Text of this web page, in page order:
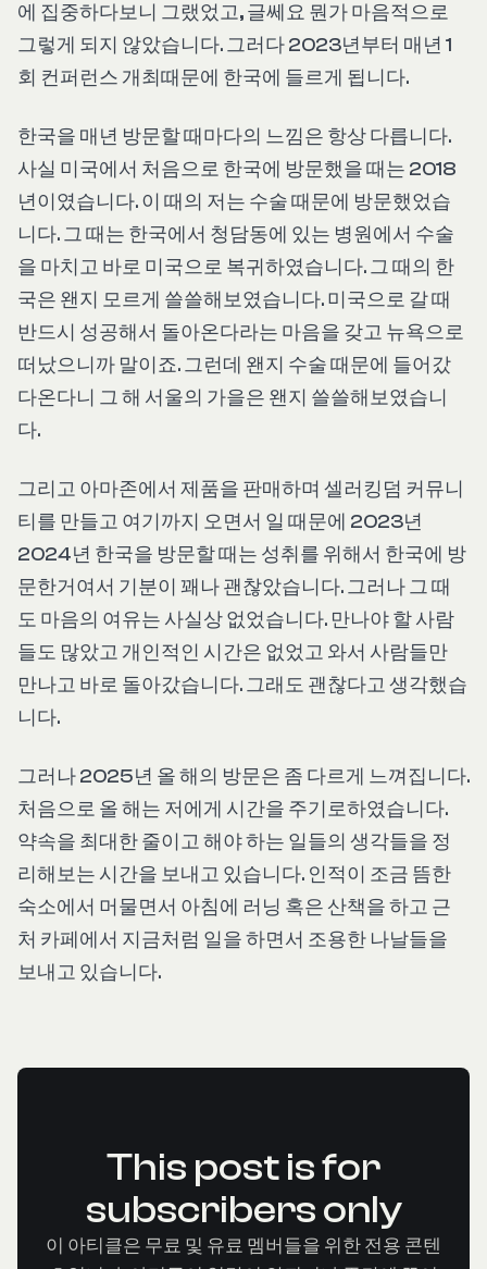
에 집중하다보니 그랬었고, 글쎄요 뭔가 마음적으로
그렇게 되지 않았습니다. 그러다 2023년부터 매년 1
회 컨퍼런스 개최때문에 한국에 들르게 됩니다.
한국을 매년 방문할 때마다의 느낌은 항상 다릅니다.
사실 미국에서 처음으로 한국에 방문했을 때는 2018
년이였습니다. 이 때의 저는 수술 때문에 방문했었습
니다. 그 때는 한국에서 청담동에 있는 병원에서 수술
을 마치고 바로 미국으로 복귀하였습니다. 그 때의 한
국은 왠지 모르게 쓸쓸해보였습니다. 미국으로 갈 때
반드시 성공해서 돌아온다라는 마음을 갖고 뉴욕으로
떠났으니까 말이죠. 그런데 왠지 수술 때문에 들어갔
다온다니 그 해 서울의 가을은 왠지 쓸쓸해보였습니
다.
그리고 아마존에서 제품을 판매하며 셀러킹덤 커뮤니
티를 만들고 여기까지 오면서 일 때문에 2023년
2024년 한국을 방문할 때는 성취를 위해서 한국에 방
문한거여서 기분이 꽤나 괜찮았습니다. 그러나 그 때
도 마음의 여유는 사실상 없었습니다. 만나야 할 사람
들도 많았고 개인적인 시간은 없었고 와서 사람들만
만나고 바로 돌아갔습니다. 그래도 괜찮다고 생각했습
니다.
그러나 2025년 올 해의 방문은 좀 다르게 느껴집니다.
처음으로 올 해는 저에게 시간을 주기로하였습니다.
약속을 최대한 줄이고 해야 하는 일들의 생각들을 정
리해보는 시간을 보내고 있습니다. 인적이 조금 뜸한
숙소에서 머물면서 아침에 러닝 혹은 산책을 하고 근
처 카페에서 지금처럼 일을 하면서 조용한 나날들을
보내고 있습니다.
This post is for
subscribers only
이 아티클은 무료 및 유료 멤버들을 위한 전용 콘텐